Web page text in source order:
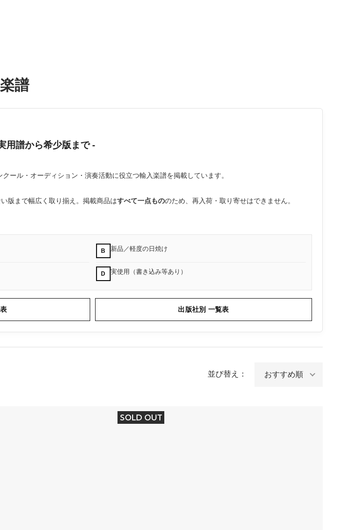
譜
用譜から希少版まで -
ール・オーディション・演奏活動に役立つ輸入楽譜を掲載しています。
版まで幅広く取り揃え。掲載商品はすべて一点もののため、再入荷・取り寄せはできません。
B 新品／軽度の日焼け
D 実使用（書き込み等あり）
出版社別 一覧表
並び替え：
SOLD OUT